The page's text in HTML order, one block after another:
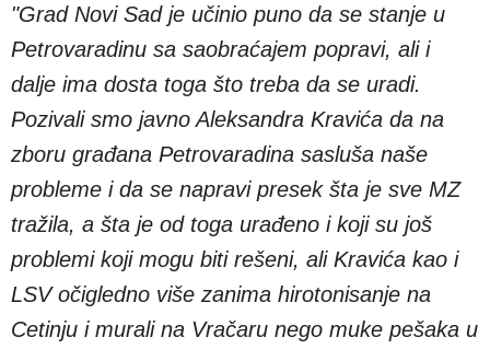
"Grad Novi Sad je učinio puno da se stanje u
Petrovaradinu sa saobraćajem popravi, ali i
dalje ima dosta toga što treba da se uradi.
Pozivali smo javno Aleksandra Kravića da na
zboru građana Petrovaradina sasluša naše
probleme i da se napravi presek šta je sve MZ
tražila, a šta je od toga urađeno i koji su još
problemi koji mogu biti rešeni, ali Kravića kao i
LSV očigledno više zanima hirotonisanje na
Cetinju i murali na Vračaru nego muke pešaka u